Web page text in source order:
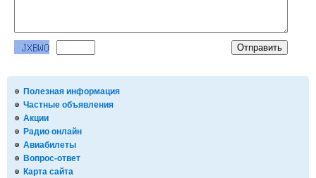
Полезная информация
Частные объявления
Акции
Радио онлайн
Авиабилеты
Вопрос-ответ
Карта сайта